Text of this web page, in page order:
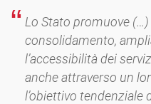
Lo Stato promuove
consolidamento,
l’accessibilità dei
anche attraverso un
l’obiettivo tendenziale